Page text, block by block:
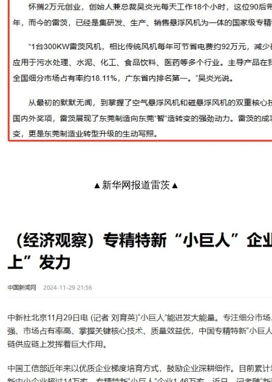
▲新华网报道雷茨▲